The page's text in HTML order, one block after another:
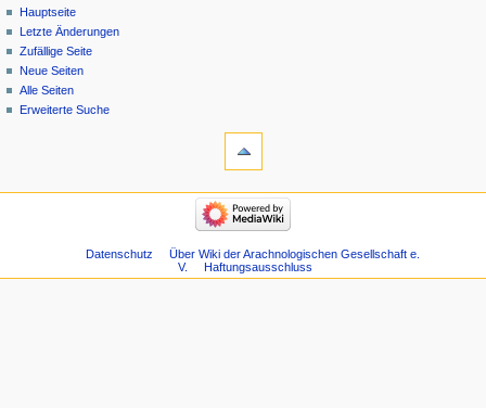
Hauptseite
Letzte Änderungen
Zufällige Seite
Neue Seiten
Alle Seiten
Erweiterte Suche
Datenschutz
Über Wiki der Arachnologischen Gesellschaft e.
V.
Haftungsausschluss